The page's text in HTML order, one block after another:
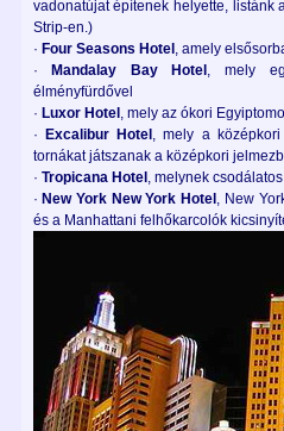
vadonatújat építenek helyette,
Strip-en.)
· Four Seasons Hotel , amely
·
Mandalay Bay Hotel , mely
élményfürdővel
· Luxor Hotel , mely az ókori
·
Excalibur Hotel , mely a
tornákat játszanak a középkori
· Tropicana Hotel , melynek
· New York New York Hotel , New
és a Manhattani felhőkarcolók